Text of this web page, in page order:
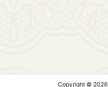
Copyright © 2026